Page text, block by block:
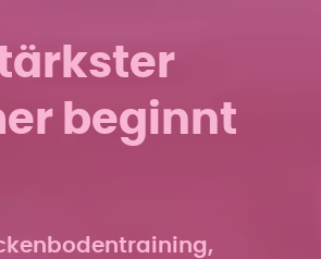
beginnt